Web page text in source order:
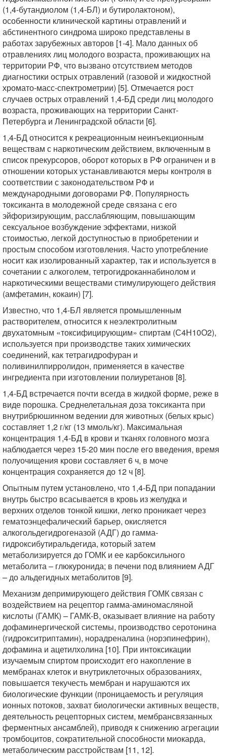
(1,4-бутандиолом (1,4-БЛ) и бутиролактоном),
особенности клинической картины отравлений и
абстинентного синдрома широко представлены в
работах зарубежных авторов [1-4]. Мало данных об
отравлениях лиц молодого возраста, проживающих на
территории РФ, что вызвано отсутствием методов
диагностики острых отравлений (газовой и жидкостной
хромато-масс-спектрометрии) [5]. Отмечается рост
случаев острых отравлений 1,4-БД среди лиц молодого
возраста, проживающих на территории Санкт-
Петербурга и Ленинградской области [6].
1,4-БД относится к рекреационным неинъекционным
веществам с наркотическим действием, включенным в
список прекурсоров, оборот которых в РФ ограничен и в
отношении которых устанавливаются меры контроля в
соответствии с законодательством РФ и
международными договорами РФ. Популярность
токсиканта в молодежной среде связана с его
эйфоризирующим, расслабляющим, повышающим
сексуальное возбуждение эффектами, низкой
стоимостью, легкой доступностью в приобретении и
простым способом изготовления. Часто употребление
носит как изолированный характер, так и используется в
сочетании с алкоголем, тетрогидроканнабинолом и
наркотическими веществами стимулирующего действия
(амфетамин, кокаин) [7].
Известно, что 1,4-БЛ является промышленным
растворителем, относится к неэлектролитным
двухатомным «токсифицирующим» спиртам (С4Н10О2),
используется при производстве таких химических
соединений, как тетрагидрофуран и
поливинилпирролидон, применяется в качестве
ингредиента при изготовлении полиуретанов [8].
1,4-БД встречается почти всегда в жидкой форме, реже в
виде порошка. Среднелетальная доза токсиканта при
внутрибрюшинном ведении для животных (белых крыс)
составляет 1,2 г/кг (13 ммоль/кг). Максимальная
концентрация 1,4-БД в крови и тканях головного мозга
наблюдается через 15-20 мин после его введения, время
полуочищения крови составляет 6 ч, в моче
концентрация сохраняется до 12 ч [8].
Опытным путем установлено, что 1,4-БД при попадании
внутрь быстро всасывается в кровь из желудка и
верхних отделов тонкой кишки, легко проникает через
гематоэнцефалический барьер, окисляется
алкогольдегидрогеназой (АДГ) до гамма-
гидроксибутиральдегида, который затем
метаболизируется до ГОМК и ее карбоксильного
метаболита – глюкуронида; в печени под влиянием АДГ
– до альдегидных метаболитов [9].
Механизм депримирующего действия ГОМК связан с
воздействием на рецептор гамма-аминомасляной
кислоты (ГАМК) – ГАМК-В, оказывает влияние на работу
дофаминергической системы, производство серотонина
(гидрокситриптамин), норадреналина (норэпинефрин),
дофамина и ацетилхолина [10]. При интоксикации
изучаемым спиртом происходит его накопление в
мембранах клеток и внутриклеточных образованиях,
повышается текучесть мембран и нарушаются их
биологические функции (проницаемость и регуляция
ионных потоков, захват биологически активных веществ,
деятельность рецепторных систем, мембрансвязанных
ферментных ансамблей), приводя к снижению агрегации
тромбоцитов, сократительной способности миокарда,
метаболическим расстройствам [11, 12].